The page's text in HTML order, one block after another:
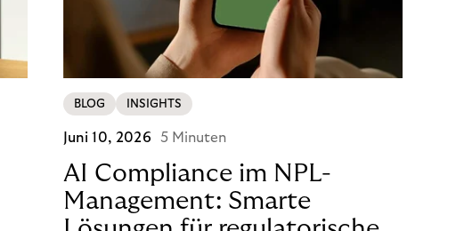
BLOG INSIGHTS
Juni 10, 2026 5 Minuten
AI Compliance im NPL-
Management: Smarte